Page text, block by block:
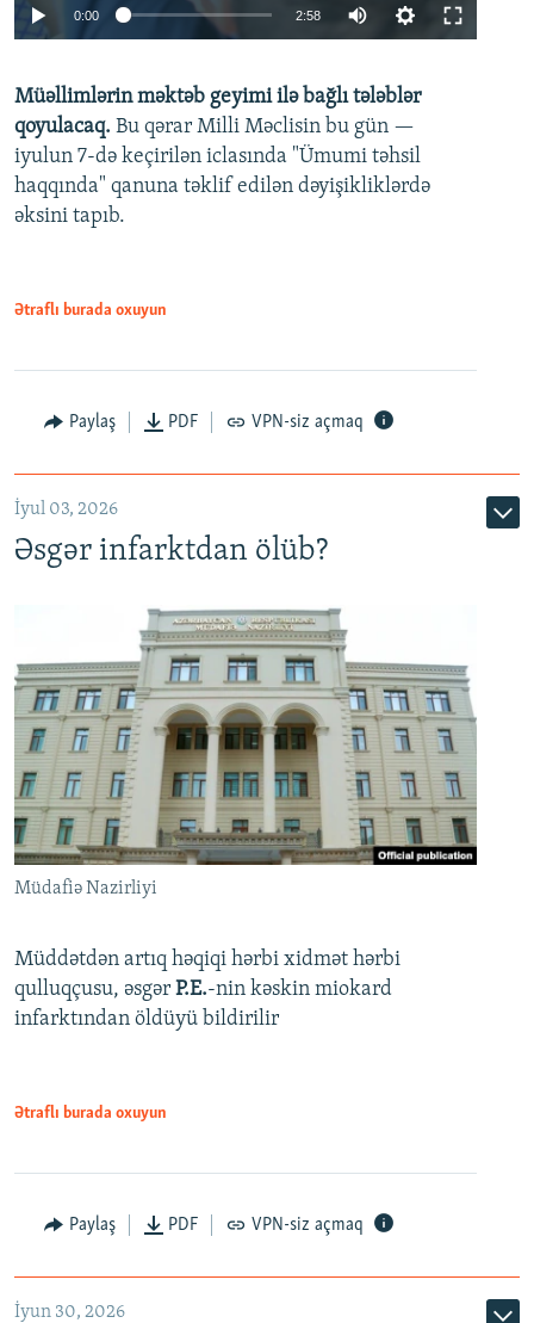
Auto 240p 360p 480p
720p 1080p
0:00 2:58
360p
480p
720p
Müəllimlərin məktəb geyimi ilə bağlı tələblər
qoyulacaq. Bu qərar Milli Məclisin bu gün —
iyulun 7-də keçirilən iclasında "Ümumi təhsil
haqqında" qanuna təklif edilən dəyişikliklərdə
əksini tapıb.
Ətraflı burada oxuyun
Paylaş PDF VPN-siz açmaq
İyul 03, 2026
Əsgər infarktdan ölüb?
Müdafiə Nazirliyi
Müddətdən artıq həqiqi hərbi xidmət hərbi
qulluqçusu, əsgər P.E.-nin kəskin miokard
infarktından öldüyü bildirilir
Ətraflı burada oxuyun
Paylaş PDF VPN-siz açmaq
İyun 30, 2026